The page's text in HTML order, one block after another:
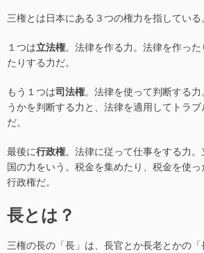
三権とは日本にある３つの権力を指している。
１つは立法権。法律を作る力。法律を作った
たりする力だ。
もう１つは司法権。法律を使って判断する
うかを判断する力と、法律を適用してトラ
だ。
最後に行政権。法律に従って仕事をする力
国の力をいう。税金を集めたり、税金を使
行政権だ。
長とは？
三権の長の「長」は、長官とか長老とかの「